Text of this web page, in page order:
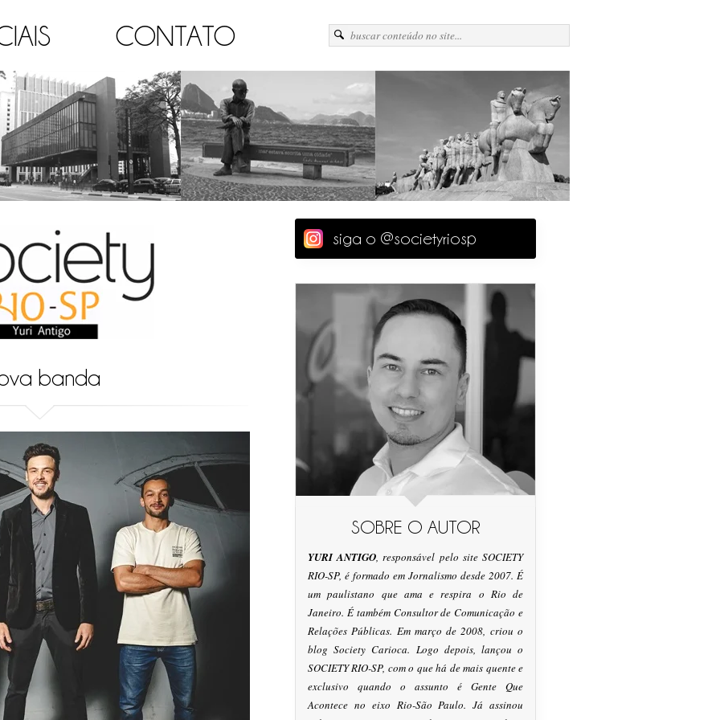
CONTATO
banda
siga o @societyriosp
SOBRE O AUTOR
YURI ANTIGO, responsável pelo site SOCIETY
RIO-SP, é formado em Jornalismo desde 2007. É
um paulistano que ama e respira o Rio de
Janeiro. É também Consultor de Comunicação e
Relações Públicas. Em março de 2008, criou o
blog Society Carioca. Logo depois, lançou o
SOCIETY RIO-SP, com o que há de mais quente e
exclusivo quando o assunto é Gente Que
Acontece no eixo Rio-São Paulo. Já assinou